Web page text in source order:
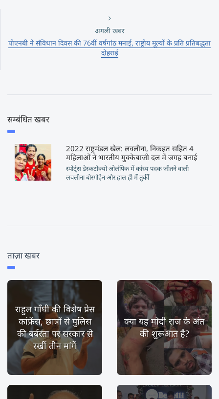
अगली खबर
पीएनबी ने संविधान दिवस की 76वीं वर्षगांठ मनाई, राष्ट्रीय मूल्यों के प्रति प्रतिबद्धता
दोहराई
सम्बंधित खबर
2022 राष्ट्रमंडल खेल: लवलीना, निकहत सहित 4
महिलाओं ने भारतीय मुक्केबाजी दल में जगह बनाई
स्पोर्ट्स डेस्कटोक्यो ओलंपिक में कांस्य पदक जीतने वाली
लवलीना बोरगोहेन और हाल ही में तुर्की
ताज़ा खबर
राहुल गाँधी की विशेष प्रेस
कांफ्रेंस, छात्रों से पुलिस
की बर्बरता पर सरकार से
रखीं तीन मांगें
क्या यह मोदी राज के अंत
की शुरूआत है?